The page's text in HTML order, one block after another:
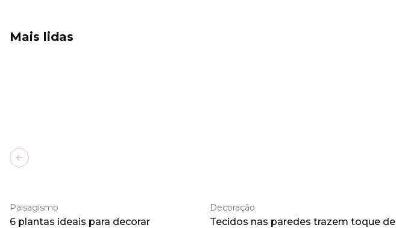
Mais lidas
Paisagismo
6 plantas ideais para decorar
Decoração
Tecidos nas paredes trazem toque de
Previous slide